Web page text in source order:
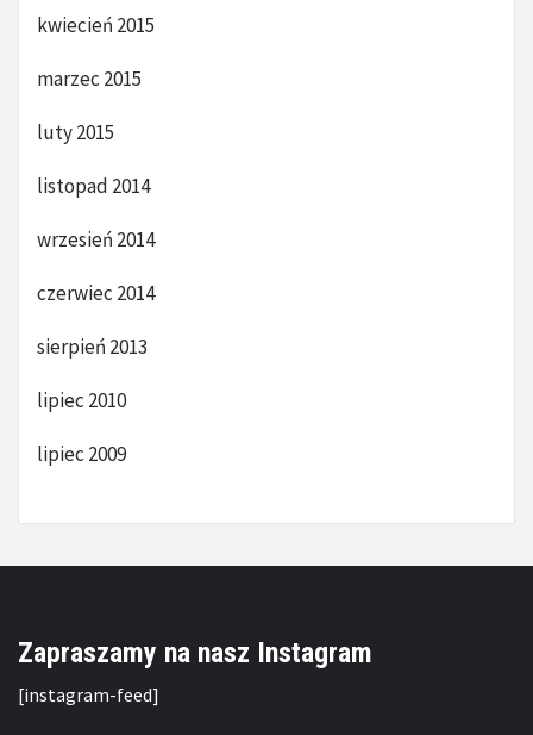
kwiecień 2015
marzec 2015
luty 2015
listopad 2014
wrzesień 2014
czerwiec 2014
sierpień 2013
lipiec 2010
lipiec 2009
Zapraszamy na nasz Instagram
[instagram-feed]